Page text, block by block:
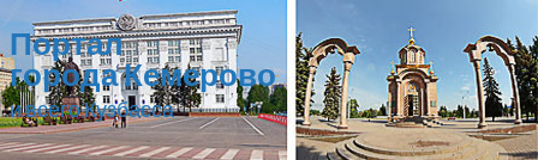
Портал
города Кемерово
и всего Кузбасса